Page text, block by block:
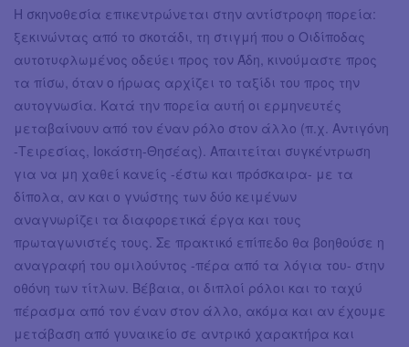
Η σκηνοθεσία επικεντρώνεται στην αντίστροφη πορεία:
ξεκινώντας από το σκοτάδι, τη στιγμή που ο Οιδίποδας
αυτοτυφλωμένος οδεύει προς τον Άδη, κινούμαστε προς
τα πίσω, όταν ο ήρωας αρχίζει το ταξίδι του προς την
αυτογνωσία. Κατά την πορεία αυτή οι ερμηνευτές
μεταβαίνουν από τον έναν ρόλο στον άλλο (π.χ. Αντιγόνη
-Τειρεσίας, Ιοκάστη-Θησέας). Απαιτείται συγκέντρωση
για να μη χαθεί κανείς -έστω και πρόσκαιρα- με τα
δίπολα, αν και ο γνώστης των δύο κειμένων
αναγνωρίζει τα διαφορετικά έργα και τους
πρωταγωνιστές τους. Σε πρακτικό επίπεδο θα βοηθούσε η
αναγραφή του ομιλούντος -πέρα από τα λόγια του- στην
οθόνη των τίτλων. Βέβαια, οι διπλοί ρόλοι και το ταχύ
πέρασμα από τον έναν στον άλλο, ακόμα και αν έχουμε
μετάβαση από γυναικείο σε αντρικό χαρακτήρα και